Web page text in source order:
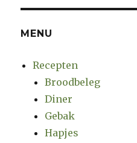
MENU
Recepten
Broodbeleg
Diner
Gebak
Hapjes